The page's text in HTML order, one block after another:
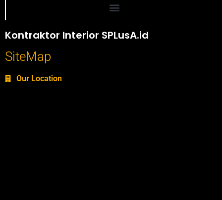
Kontraktor Interior SPLusA.id
SiteMap
Our Location